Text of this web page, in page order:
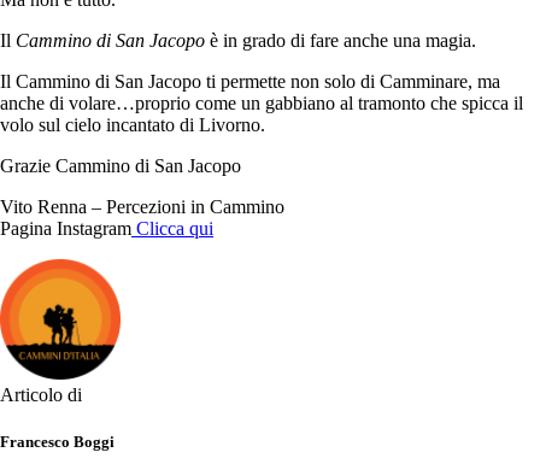
Il Cammino di San Jacopo è in grado di fare anche una magia.
Il Cammino di San Jacopo ti permette non solo di Camminare, ma
anche di volare…proprio come un gabbiano al tramonto che spicca il
volo sul cielo incantato di Livorno.
Grazie Cammino di San Jacopo
Vito Renna – Percezioni in Cammino
Pagina Instagram Clicca qui
Articolo di
Francesco Boggi